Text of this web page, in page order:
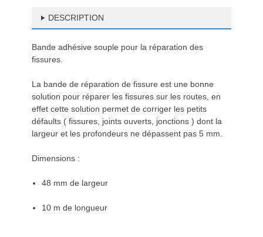
DESCRIPTION
Bande adhésive souple pour la réparation des
fissures.
La bande de réparation de fissure est une bonne
solution pour réparer les fissures sur les routes, en
effet cette solution permet de corriger les petits
défaults ( fissures, joints ouverts, jonctions ) dont la
largeur et les profondeurs ne dépassent pas 5 mm.
Dimensions :
48 mm de largeur
10 m de longueur